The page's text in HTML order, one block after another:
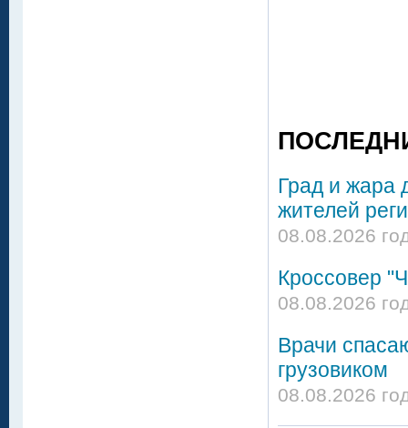
Град и жара
жителей
08.08.2026
Кроссовер
08.08.2026
Врачи
грузовиком
08.08.2026